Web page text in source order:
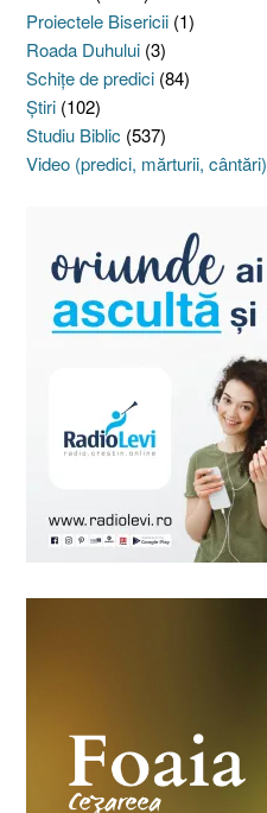
Proiectele Bisericii (1)
Roada Duhului (3)
Schiţe de predici (84)
Ştiri (102)
Studiu Biblic (537)
Video (predici, mărturii, cântări)